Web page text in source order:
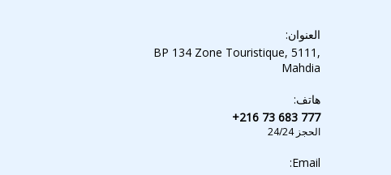
العنوان:
BP 134 Zone Touristique, 5111,
Mahdia
هاتف:
+216 73 683 777
الحجز 24/24
Email: